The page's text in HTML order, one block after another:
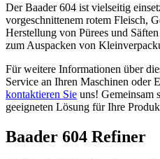
Der Baader 604 ist vielseitig
vorgeschnittenem rotem Fleisch,
Herstellung von Pürees und
zum Auspacken von
Für weitere Informationen über
Service an Ihren Maschinen oder
kontaktieren Sie uns! Gemeinsam
geeigneten Lösung für Ihre
Baader 604 Refiner